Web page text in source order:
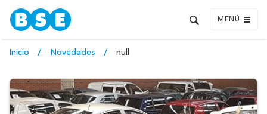
MENÚ
Inicio Novedades null